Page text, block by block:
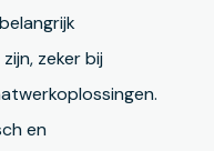
zeker bij
en